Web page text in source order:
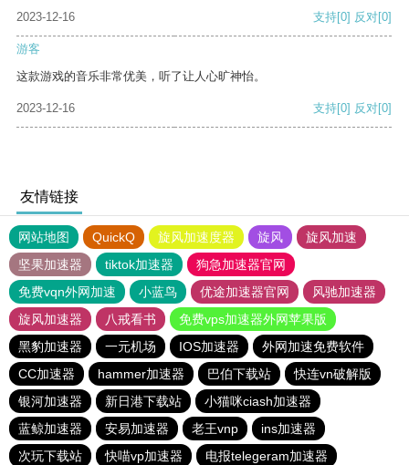
2023-12-16 支持[0] 反对[0]
游客
这款游戏的音乐非常优美，听了让人心旷神怡。
2023-12-16 支持[0] 反对[0]
友情链接
网站地图 QuickQ 旋风加速度器 旋风
旋风加速
坚果加速器
tiktok加速器
狗急加速器官网
免费vqn外网加速
小蓝鸟 优途加速器官网
风驰加速器
旋风加速器
八戒看书
免费vps加速器外网苹果版
黑豹加速器
一元机场 IOS加速器
外网加速免费软件
CC加速器
hammer加速器 巴伯下载站
快连vn破解版
银河加速器
新日港下载站
小猫咪ciash加速器
蓝鲸加速器
安易加速器 老王vnp
ins加速器
次玩下载站
快喵vp加速器 电报telegeram加速器